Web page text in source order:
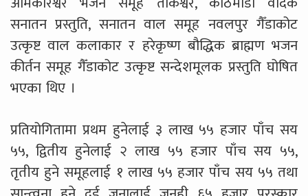
सनातन प्रस्तुति, सनातन वाल समूह नवलपुर गैँडाकोट
उत्कृष्ट वाल कलाकार र हरेकृष्ण बौद्धिक ब्राह्मण भजन
कीर्तन समूह गैँडाकोट उत्कृष्ट सन्देशमूलक प्रस्तुति घोषित
भएका थिए ।
प्रतियोगितामा प्रथम हुनेलाई ३ लाख ५५ हजार पाँच सय
५५, द्वितीय हुनेलाई २ लाख ५५ हजार पाँच सय ५५,
तृतीय हुने समूहलाई १ लाख ५५ हजार पाँच सय ५५ तथा